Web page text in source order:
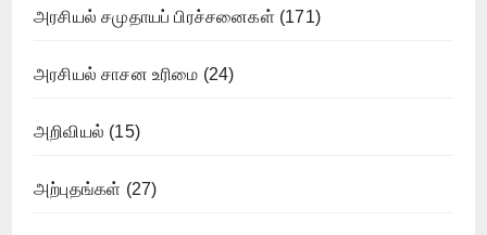
அரசியல் சமுதாயப் பிரச்சனைகள் (171)
அரசியல் சாசன உரிமை (24)
அறிவியல் (15)
அற்புதங்கள் (27)